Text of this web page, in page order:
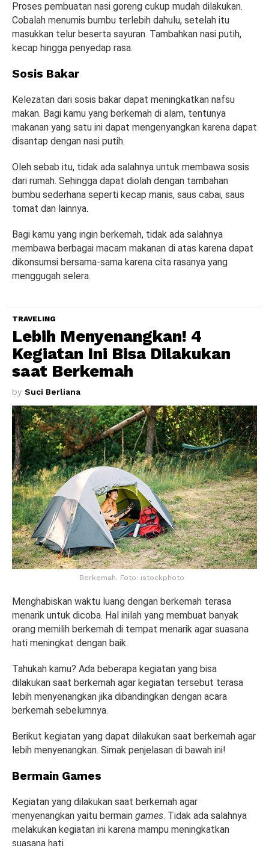
Proses pembuatan nasi goreng cukup mudah dilakukan.
Cobalah menumis bumbu terlebih dahulu, setelah itu
masukkan telur beserta sayuran. Tambahkan nasi putih,
kecap hingga penyedap rasa.
Sosis Bakar
Kelezatan dari sosis bakar dapat meningkatkan nafsu
makan. Bagi kamu yang berkemah di alam, tentunya
makanan yang satu ini dapat mengenyangkan karena dapat
disantap dengan nasi putih.
Oleh sebab itu, tidak ada salahnya untuk membawa sosis
dari rumah. Sehingga dapat diolah dengan tambahan
bumbu sederhana seperti kecap manis, saus cabai, saus
tomat dan lainnya.
Bagi kamu yang ingin berkemah, tidak ada salahnya
membawa berbagai macam makanan di atas karena dapat
dikonsumsi bersama-sama karena cita rasanya yang
menggugah selera.
TRAVELING
Lebih Menyenangkan! 4
Kegiatan Ini Bisa Dilakukan
saat Berkemah
by Suci Berliana
Berkemah. Foto: istockphoto
Menghabiskan waktu luang dengan berkemah terasa
menarik untuk dicoba. Hal inilah yang membuat banyak
orang memilih berkemah di tempat menarik agar suasana
hati meningkat dengan baik.
Tahukah kamu? Ada beberapa kegiatan yang bisa
dilakukan saat berkemah agar kegiatan tersebut terasa
lebih menyenangkan jika dibandingkan dengan acara
berkemah sebelumnya.
Berikut kegiatan yang dapat dilakukan saat berkemah agar
lebih menyenangkan. Simak penjelasan di bawah ini!
Bermain Games
Kegiatan yang dilakukan saat berkemah agar
menyenangkan yaitu bermain games. Tidak ada salahnya
melakukan kegiatan ini karena mampu meningkatkan
suasana hati.